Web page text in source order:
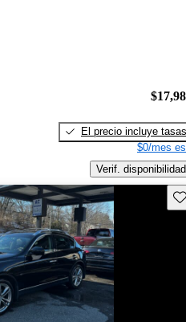
El precio incluye tasas
$0/mes
Verif. disponibilidad